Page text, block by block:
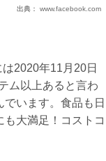
出典： www.facebook.com
2020年11月20日
ム以上あると言わ
います。食品も日
大満足！コストコ